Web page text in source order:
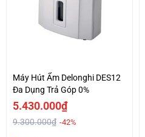
Máy Hút Ẩm Delonghi DES12
Đa Dụng Trả Góp 0%
5.430.000₫
9.300.000₫ -42%